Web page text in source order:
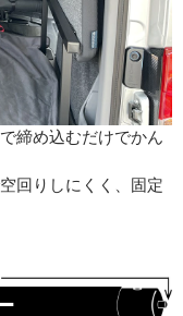
締め込むだけでかん
回りしにくく、固定